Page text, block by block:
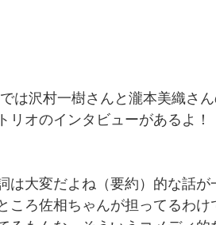
では沢村一樹さんと瀧本美織さん
リオのインタビューがあるよ
大変だよね（要約）的な話が
ころ佐相ちゃんが担ってるわ